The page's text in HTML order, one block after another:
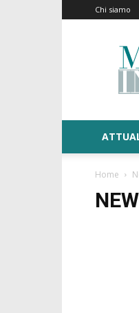
Chi siamo
Home